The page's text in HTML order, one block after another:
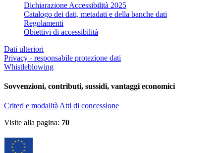
Dichiarazione Accessibilità 2025
Catalogo dei dati, metadati e della banche dati
Regolamenti
Obiettivi di accessibilità
Dati ulteriori
Privacy - responsabile protezione dati
Whistleblowing
Sovvenzioni, contributi, sussidi, vantaggi economici
Criteri e modalità Atti di concessione
Visite alla pagina: 70